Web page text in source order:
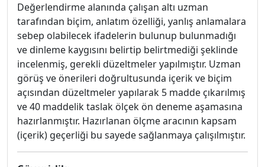
Değerlendirme alanında çalışan altı uzman
tarafından biçim, anlatım özelliği, yanlış anlamalara
sebep olabilecek ifadelerin bulunup bulunmadığı
ve dinleme kaygısını belirtip belirtmediği şeklinde
incelenmiş, gerekli düzeltmeler yapılmıştır. Uzman
görüş ve önerileri doğrultusunda içerik ve biçim
açısından düzeltmeler yapılarak 5 madde çıkarılmış
ve 40 maddelik taslak ölçek ön deneme aşamasına
hazırlanmıştır. Hazırlanan ölçme aracının kapsam
(içerik) geçerliği bu sayede sağlanmaya çalışılmıştır.